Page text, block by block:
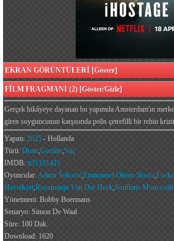
EKRAN GÖRÜNTÜLERİ [Göster]
FİLM FRAGMANI (2) [Göster/Gizle]
Gerçek hikâyeye dayanan bu yapımda Amsterdam'ın
giren soyguncunun karşısında polis çetrefilli bir rehin
Yapım: 2025 - Hollanda
Türü: Dram,Gerilim,Suç
IMDB: tt31181421
Oyuncular:Admir Šehović,Emmanuel Ohene Boafo,
Haverkort,Roosmarijn Van Der Hoek,Soufiane Moussouli
Yönetmeni: Bobby Boermans
Senaryo: Simon De Waal
Süre: 100 Dak.
Download: 1620